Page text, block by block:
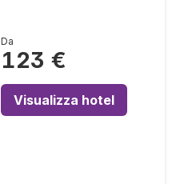
Da
123 €
Visualizza hotel